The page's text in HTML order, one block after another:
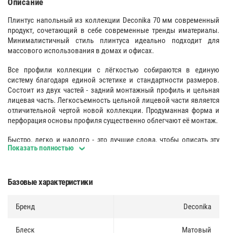
Описание
Плинтус напольный из коллекции Deconika 70 мм современный
продукт, сочетающий в себе современные тренды иматериалы.
Минималистичный стиль плинтуса идеально подходит для
массового использования в домах и офисах.
Все профили коллекции с лёгкостью собираются в единую
систему благодаря единой эстетике и стандартности размеров.
Состоит из двух частей - задний монтажный профиль и цельная
лицевая часть. Легкосъемность цельной лицевой части является
отличительной чертой новой коллекции. Продуманная форма и
перфорация основы профиля существенно облегчают её монтаж.
Быстро, легко и надолго - это лучшие слова, чтобы описать эту
систему установки плинтуса Deconika 85 мм. Для монтажа
смонтируете плинтус у себя дома или в офисе.
скотч.
Показать полностью
Базовые характеристики
Бренд Deconika
Блеск Матовый